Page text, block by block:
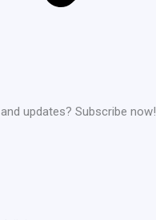
updates? Subscribe now!